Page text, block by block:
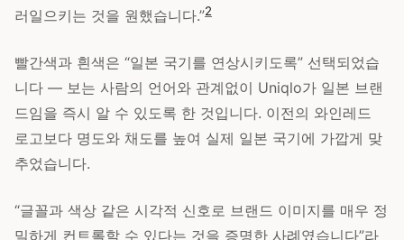
러일으키는 것을 원했습니다.”2
빨간색과 흰색은 “일본 국기를 연상시키도록” 선택되었습
니다 — 보는 사람의 언어와 관계없이 Uniqlo가 일본 브랜
드임을 즉시 알 수 있도록 한 것입니다. 이전의 와인레드
로고보다 명도와 채도를 높여 실제 일본 국기에 가깝게 맞
추었습니다.
“글꼴과 색상 같은 시각적 신호로 브랜드 이미지를 매우 정
밀하게 컨트롤할 수 있다는 것을 증명한 사례였습니다”라